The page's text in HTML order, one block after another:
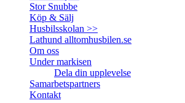
Stor Snubbe
Köp & Sälj
Husbilsskolan >>
Lathund alltomhusbilen.se
Om oss
Under markisen
Dela din upplevelse
Samarbetspartners
Kontakt